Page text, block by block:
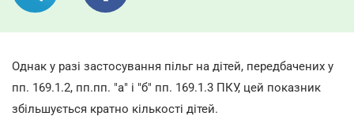
Однак у разі застосування пільг на дітей, передбачених у
пп. 169.1.2, пп.пп. "а" і "б" пп. 169.1.3 ПКУ, цей показник
збільшується кратно кількості дітей.